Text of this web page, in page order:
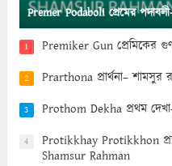
Premer Podaboli প্রেমের
1 Premiker Gun প্রেমিকের
2 Prarthona প্রার্থনা–
3 Prothom Dekha প্রথম
4
Protikkhay Protikkhon
Shamsur Rahman